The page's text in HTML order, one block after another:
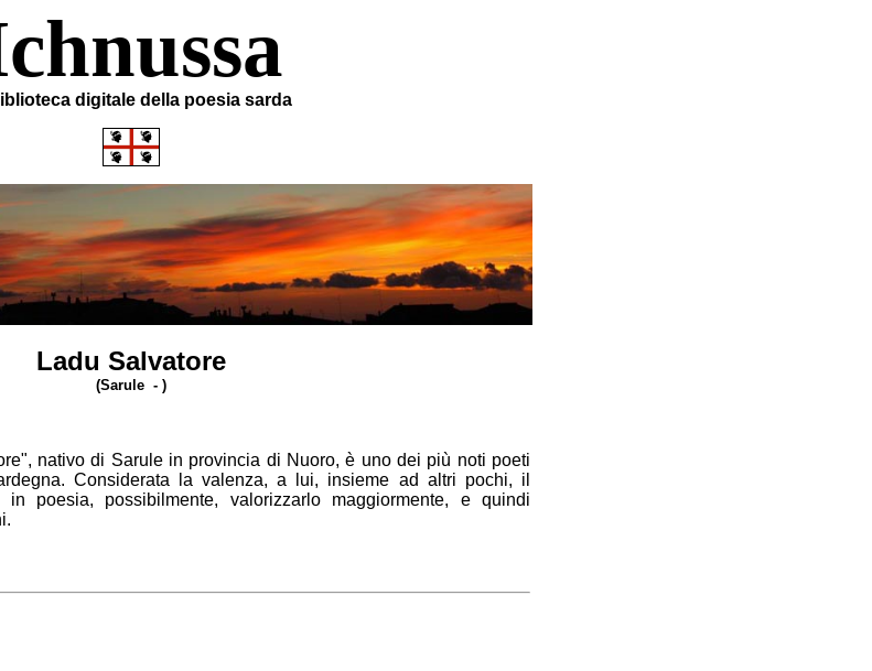
digitale della poesia sarda
Ladu Salvatore
(Sarule - )
nativo di Sarule in provincia di Nuoro, è uno dei più noti poeti
Considerata la valenza, a lui, insieme ad altri pochi, il
poesia, possibilmente, valorizzarlo maggiormente, e quindi